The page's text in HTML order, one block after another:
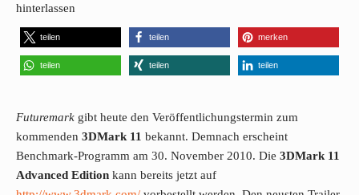
hinterlassen
teilen teilen merken
teilen teilen teilen
Futuremark gibt heute den Veröffentlichungstermin zum
kommenden 3DMark 11 bekannt. Demnach erscheint
Benchmark-Programm am 30. November 2010. Die 3DMark 11
Advanced Edition kann bereits jetzt auf